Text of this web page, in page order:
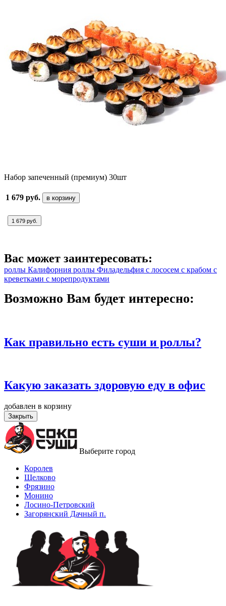
Набор запеченный (премиум) 30шт
1 679 руб. в корзину
1 679 руб.
Вас может заинтересовать:
роллы Калифорния роллы Филадельфия с лососем с крабом с
креветками с морепродуктами
Возможно Вам будет интересно:
Как правильно есть суши и роллы?
Какую заказать здоровую еду в офис
добавлен в корзину
Закрыть
Выберите город
Королев
Щелково
Фрязино
Монино
Лосино-Петровский
Загорянский Дачный п.